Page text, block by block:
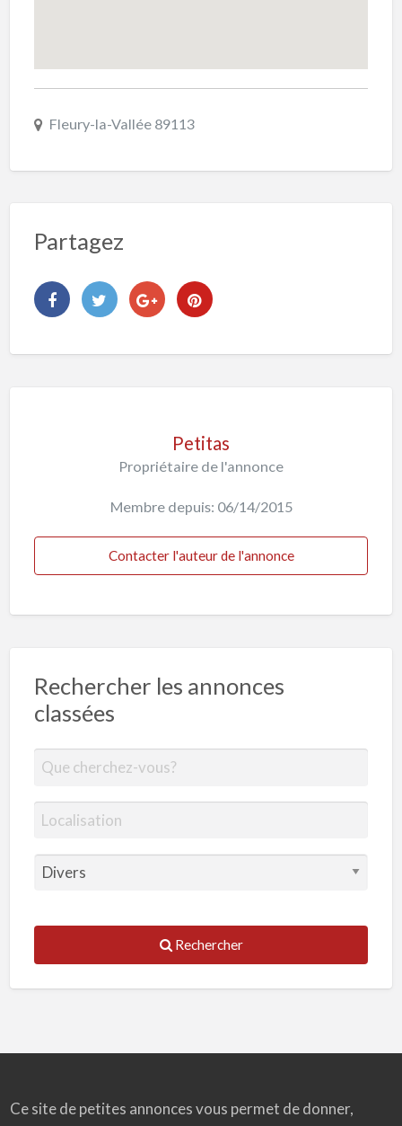
Fleury-la-Vallée 89113
Partagez
Petitas
Propriétaire de l'annonce
Membre depuis: 06/14/2015
Contacter l'auteur de l'annonce
Rechercher les annonces
classées
Rechercher
Ce site de petites annonces vous permet de donner,